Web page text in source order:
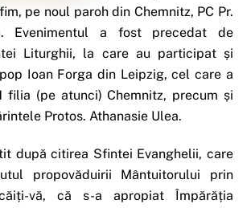
pe noul paroh din Chemnitz, PC Pr.
Evenimentul a fost precedat de
Liturghii, la care au participat și
Ioan Forga din Leipzig, cel care a
filia (pe atunci) Chemnitz, precum și
Protos. Athanasie Ulea.
după citirea Sfintei Evanghelii, care
propovăduirii Mântuitorului prin
vă, că s-a apropiat Împărăția